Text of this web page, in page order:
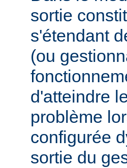
sortie
s'étendant
(ou
d'atteindre
problème
configurée
sortie du